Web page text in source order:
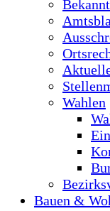
Wahlen
Bauen &